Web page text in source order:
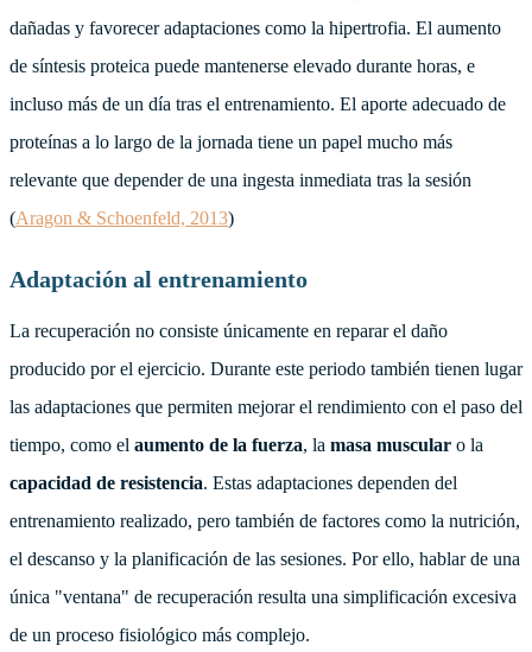
dañadas y favorecer adaptaciones como la hipertrofia. El aumento
de síntesis proteica puede mantenerse elevado durante horas, e
incluso más de un día tras el entrenamiento. El aporte adecuado de
proteínas a lo largo de la jornada tiene un papel mucho más
relevante que depender de una ingesta inmediata tras la sesión
(Aragon & Schoenfeld, 2013)
Adaptación al entrenamiento
La recuperación no consiste únicamente en reparar el daño
producido por el ejercicio. Durante este periodo también tienen lugar
las adaptaciones que permiten mejorar el rendimiento con el paso del
tiempo, como el aumento de la fuerza, la masa muscular o la
capacidad de resistencia. Estas adaptaciones dependen del
entrenamiento realizado, pero también de factores como la nutrición,
el descanso y la planificación de las sesiones. Por ello, hablar de una
única "ventana" de recuperación resulta una simplificación excesiva
de un proceso fisiológico más complejo.